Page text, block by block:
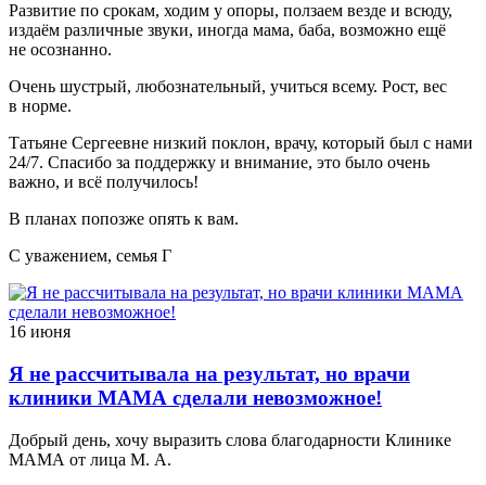
Развитие по срокам, ходим у опоры, ползаем везде и всюду,
издаём различные звуки, иногда мама, баба, возможно ещё
не осознанно.
Очень шустрый, любознательный, учиться всему. Рост, вес
в норме.
Татьяне Сергеевне низкий поклон, врачу, который был с нами
24/7. Спасибо за поддержку и внимание, это было очень
важно, и всё получилось!
В планах попозже опять к вам.
С уважением, семья Г
16 июня
Я не рассчитывала на результат, но врачи
клиники МАМА сделали невозможное!
Добрый день, хочу выразить слова благодарности Клинике
МАМА от лица М. А.